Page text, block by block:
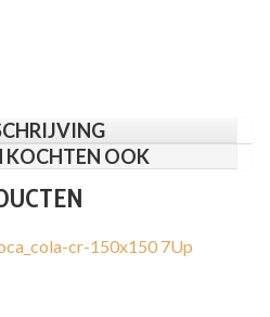
KOCHTEN OOK